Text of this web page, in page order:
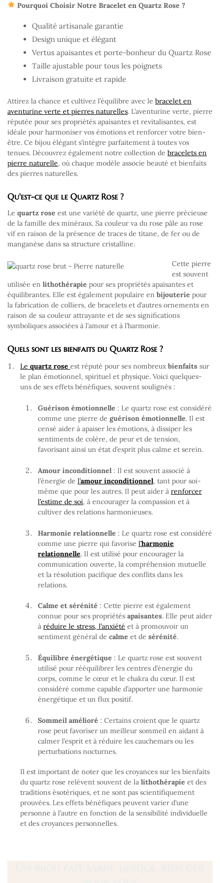
Pourquoi Choisir Notre Bracelet en Quartz Rose ?
Qualité artisanale garantie
Design unique et élégant
Vertus apaisantes et porte-bonheur du Quartz Rose
Taille ajustable pour tous les poignets
Livraison gratuite et rapide
Attirez la chance et cultivez l’équilibre avec le bracelet en
aventurine verte et pierres naturelles. L’aventurine verte, pierre
réputée pour ses propriétés apaisantes et revitalisantes, est
idéale pour harmoniser vos émotions et renforcer votre bien-
être. Ce bijou élégant s’intègre parfaitement à toutes vos
tenues. Découvrez également notre collection de bracelets en
pierre naturelle, où chaque modèle associe beauté et bienfaits
des pierres naturelles.
Qu'est-ce que le Quartz Rose ?
Le quartz rose est une variété de quartz, une pierre précieuse
de la famille des minéraux. Sa couleur va du rose pâle au rose
vif en raison de la présence de traces de titane, de fer ou de
manganèse dans sa structure cristalline.
Cette pierre
est souvent
utilisée en lithothérapie pour ses propriétés apaisantes et
équilibrantes. Elle est également populaire en bijouterie pour
la fabrication de colliers, de bracelets et d’autres ornements en
raison de sa couleur attrayante et de ses significations
symboliques associées à l’amour et à l’harmonie.
Quels sont les bienfaits du Quartz Rose ?
Le quartz rose est réputé pour ses nombreuxbienfaits sur
le plan émotionnel, spirituel et physique. Voici quelques-
uns de ses effets bénéfiques, souvent soulignés :
Guérison émotionnelle : Le quartz rose est considéré
comme une pierre de guérison émotionnelle. Il est
censé aider à apaiser les émotions, à dissiper les
sentiments de colère, de peur et de tension,
favorisant ainsi un état d’esprit plus calme et serein.
Amour inconditionnel : Il est souvent associé à
l’énergie de l’amour inconditionnel, tant pour soi-
même que pour les autres. Il peut aider à renforcer
l’estime de soi, à encourager la compassion et à
cultiver des relations harmonieuses.
Harmonie relationnelle : Le quartz rose est considéré
comme une pierre qui favorise l’harmonie
relationnelle. Il est utilisé pour encourager la
communication ouverte, la compréhension mutuelle
et la résolution pacifique des conflits dans les
relations.
Calme et sérénité : Cette pierre est également
connue pour ses propriétés apaisantes. Elle peut aider
à réduire le stress, l’anxiété et à promouvoir un
sentiment général de calme et de sérénité.
Équilibre énergétique : Le quartz rose est souvent
utilisé pour rééquilibrer les centres d’énergie du
corps, comme le cœur et le chakra du cœur. Il est
considéré comme capable d’apporter une harmonie
énergétique et un flux positif.
Sommeil amélioré : Certains croient que le quartz
rose peut favoriser un meilleur sommeil en aidant à
calmer l’esprit et à réduire les cauchemars ou les
perturbations nocturnes.
Il est important de noter que les croyances sur les bienfaits
du quartz rose relèvent souvent de la lithothérapie et des
traditions ésotériques, et ne sont pas scientifiquement
prouvées. Les effets bénéfiques peuvent varier d’une
personne à l’autre en fonction de la sensibilité individuelle
et des croyances personnelles.